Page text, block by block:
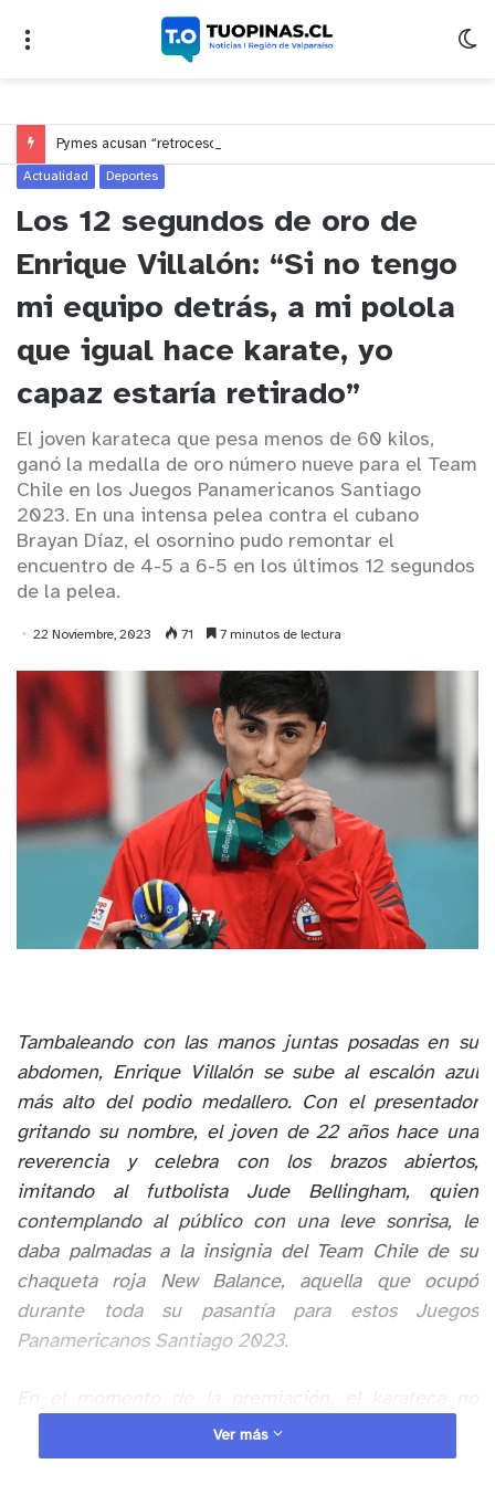
Actualidad Deportes
Los 12 segundos de oro de
Enrique Villalón: “Si no tengo
mi equipo detrás, a mi polola
que igual hace karate, yo
capaz estaría retirado”
El joven karateca que pesa menos de 60 kilos,
ganó la medalla de oro número nueve para el Team
Chile en los Juegos Panamericanos Santiago
2023. En una intensa pelea contra el cubano
Brayan Díaz, el osornino pudo remontar el
encuentro de 4-5 a 6-5 en los últimos 12 segundos
de la pelea.
22 Noviembre, 2023 71 7 minutos de lectura
Tambaleando con las manos juntas posadas en su
abdomen, Enrique Villalón se sube al escalón azul
más alto del podio medallero. Con el presentador
gritando su nombre, el joven de 22 años hace una
reverencia y celebra con los brazos abiertos,
imitando al futbolista Jude Bellingham, quien
contemplando al público con una leve sonrisa, le
daba palmadas a la insignia del Team Chile de su
chaqueta roja New Balance, aquella que ocupó
durante toda su pasantía para estos Juegos
Panamericanos Santiago 2023.
apartó su mirada de la medalla de oro número 9 para
Chile, aquella que logró ganar frente al cubano
Ver más